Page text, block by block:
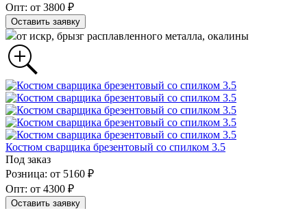
Опт: от 3800 ₽
Оставить заявку
от искр, брызг расплавленного металла, окалины
Костюм сварщика брезентовый со спилком 3.5
Под заказ
Розница: от 5160 ₽
Опт: от 4300 ₽
Оставить заявку